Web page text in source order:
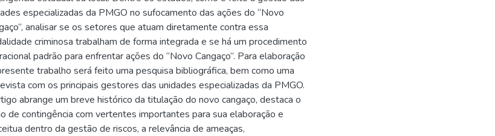
especializadas da PMGO no sufocamento das ações do “Novo
analisar se os setores que atuam diretamente contra essa
criminosa trabalham de forma integrada e se há um procedimento
padrão para enfrentar ações do “Novo Cangaço”. Para elaboração
trabalho será feito uma pesquisa bibliográfica, bem como uma
com os principais gestores das unidades especializadas da PMGO.
abrange um breve histórico da titulação do novo cangaço, destaca o
de contingência com vertentes importantes para sua elaboração e
dentro da gestão de riscos, a relevância de ameaças,